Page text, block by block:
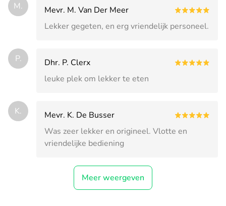
M.
Mevr. M. Van Der Meer
Lekker gegeten, en erg vriendelijk personeel.
P.
Dhr. P. Clerx
leuke plek om lekker te eten
K.
Mevr. K. De Busser
Was zeer lekker en origineel. Vlotte en
vriendelijke bediening
Meer weergeven